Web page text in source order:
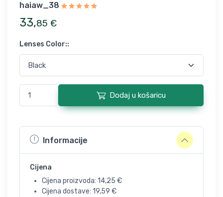
haiaw_38
33,85 €
Lenses Color::
Dodaj u košaricu
Informacije
Cijena
Cijena proizvoda: 14,25 €
Cijena dostave: 19,59 €